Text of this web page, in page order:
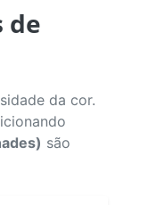
de
da cor.
são